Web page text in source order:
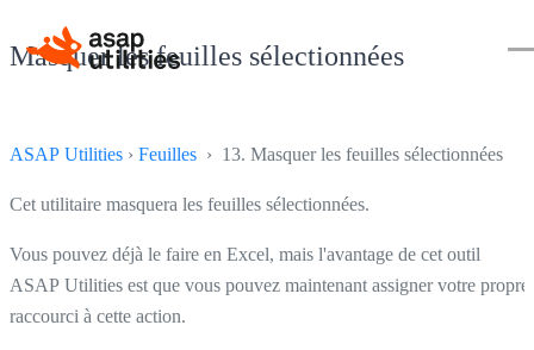
Masquer les feuilles sélectionnées
ASAP Utilities › Feuilles › 13. Masquer les feuilles sélectionnées
Cet utilitaire masquera les feuilles sélectionnées.
Vous pouvez déjà le faire en Excel, mais l'avantage de cet outil
ASAP Utilities est que vous pouvez maintenant assigner votre propre
raccourci à cette action.